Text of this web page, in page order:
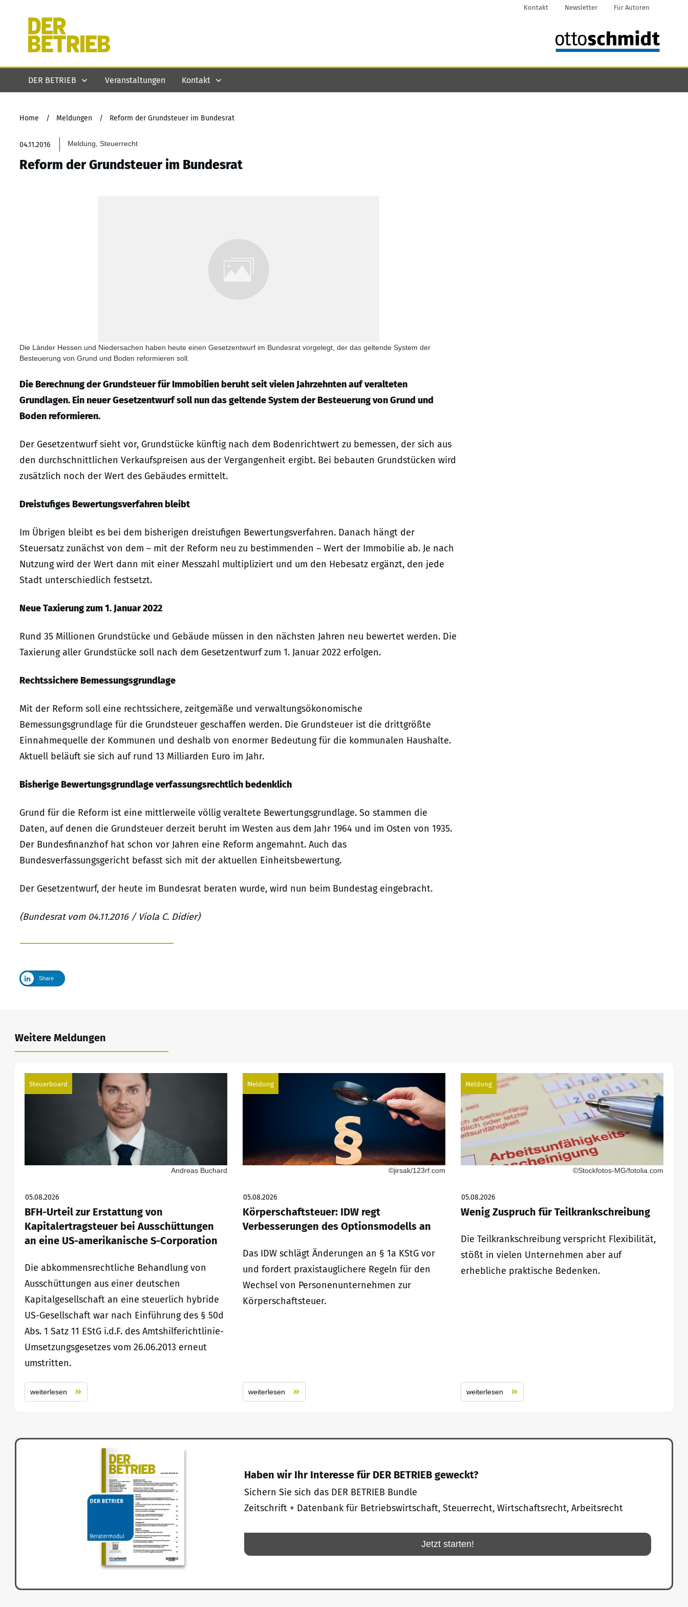
Kontakt Newsletter Für Autoren
DER BETRIEB Veranstaltungen Kontakt
Home / Meldungen / Reform der Grundsteuer im Bundesrat
04.11.2016 Meldung, Steuerrecht
Reform der Grundsteuer im Bundesrat
Die Länder Hessen und Niedersachen haben heute einen Gesetzentwurf im Bundesrat vorgelegt, der das geltende System der
Besteuerung von Grund und Boden reformieren soll.
Die Berechnung der Grundsteuer für Immobilien beruht seit vielen Jahrzehnten auf veralteten
Grundlagen. Ein neuer Gesetzentwurf soll nun das geltende System der Besteuerung von Grund und
Boden reformieren.
Der Gesetzentwurf sieht vor, Grundstücke künftig nach dem Bodenrichtwert zu bemessen, der sich aus
den durchschnittlichen Verkaufspreisen aus der Vergangenheit ergibt. Bei bebauten Grundstücken wird
zusätzlich noch der Wert des Gebäudes ermittelt.
Dreistufiges Bewertungsverfahren bleibt
Im Übrigen bleibt es bei dem bisherigen dreistufigen Bewertungsverfahren. Danach hängt der
Steuersatz zunächst von dem – mit der Reform neu zu bestimmenden – Wert der Immobilie ab. Je nach
Nutzung wird der Wert dann mit einer Messzahl multipliziert und um den Hebesatz ergänzt, den jede
Stadt unterschiedlich festsetzt.
Neue Taxierung zum 1. Januar 2022
Rund 35 Millionen Grundstücke und Gebäude müssen in den nächsten Jahren neu bewertet werden. Die
Taxierung aller Grundstücke soll nach dem Gesetzentwurf zum 1. Januar 2022 erfolgen.
Rechtssichere Bemessungsgrundlage
Mit der Reform soll eine rechtssichere, zeitgemäße und verwaltungsökonomische
Bemessungsgrundlage für die Grundsteuer geschaffen werden. Die Grundsteuer ist die drittgrößte
Einnahmequelle der Kommunen und deshalb von enormer Bedeutung für die kommunalen Haushalte.
Aktuell beläuft sie sich auf rund 13 Milliarden Euro im Jahr.
Bisherige Bewertungsgrundlage verfassungsrechtlich bedenklich
Grund für die Reform ist eine mittlerweile völlig veraltete Bewertungsgrundlage. So stammen die
Daten, auf denen die Grundsteuer derzeit beruht im Westen aus dem Jahr 1964 und im Osten von 1935.
Der Bundesfinanzhof hat schon vor Jahren eine Reform angemahnt. Auch das
Bundesverfassungsgericht befasst sich mit der aktuellen Einheitsbewertung.
Der Gesetzentwurf, der heute im Bundesrat beraten wurde, wird nun beim Bundestag eingebracht.
(Bundesrat vom 04.11.2016 / Viola C. Didier)
Share
Weitere Meldungen
Steuerboard
Andreas Buchard
05.08.2026
BFH-Urteil zur Erstattung von
Kapitalertragsteuer bei Ausschüttungen
an eine US-amerikanische S-Corporation
Die abkommensrechtliche Behandlung von
Ausschüttungen aus einer deutschen
Kapitalgesellschaft an eine steuerlich hybride
US-Gesellschaft war nach Einführung des § 50d
Abs. 1 Satz 11 EStG i.d.F. des Amtshilferichtlinie-
Umsetzungsgesetzes vom 26.06.2013 erneut
umstritten.
weiterlesen
Meldung
©jirsak/123rf.com
05.08.2026
Körperschaftsteuer: IDW regt
Verbesserungen des Optionsmodells an
Das IDW schlägt Änderungen an § 1a KStG vor
und fordert praxistauglichere Regeln für den
Wechsel von Personenunternehmen zur
Körperschaftsteuer.
weiterlesen
Meldung
©Stockfotos-MG/fotolia.com
05.08.2026
Wenig Zuspruch für Teilkrankschreibung
Die Teilkrankschreibung verspricht Flexibilität,
stößt in vielen Unternehmen aber auf
erhebliche praktische Bedenken.
weiterlesen
Haben wir Ihr Interesse für DER BETRIEB geweckt?
Sichern Sie sich das DER BETRIEB Bundle
Zeitschrift + Datenbank für Betriebswirtschaft, Steuerrecht, Wirtschaftsrecht, Arbeitsrecht
Jetzt starten!